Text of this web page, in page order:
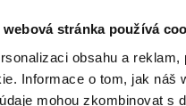
webová stránka používá
obsahu a
Informace o tom, jak náš
mohou zkombinovat s